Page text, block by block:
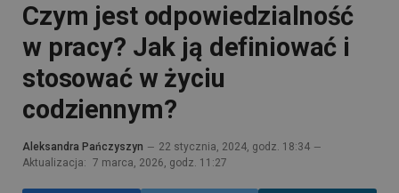
Czym jest odpowiedzialność
w pracy? Jak ją definiować i
stosować w życiu
codziennym?
Aleksandra Pańczyszyn
22 stycznia, 2024, godz. 18:34
Aktualizacja: 7 marca, 2026, godz. 11:27